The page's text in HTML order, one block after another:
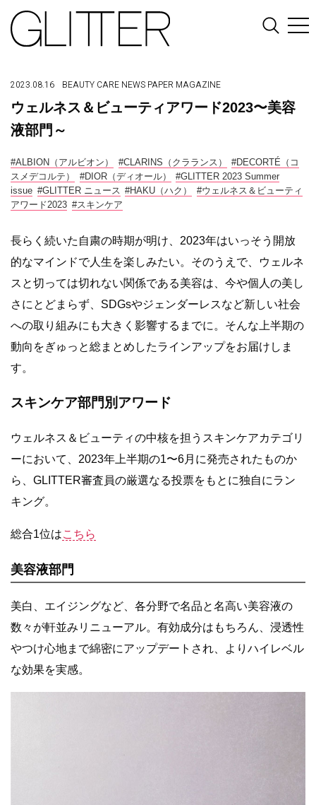
2023.08.16 BEAUTY CARE NEWS PAPER MAGAZINE
ウェルネス＆ビューティアワード2023〜美容
液部門～
#ALBION（アルビオン） #CLARINS（クラランス）
#DECORTÉ（コ
スメデコルテ）
#DIOR（ディオール）
#GLITTER 2023 Summer
issue #GLITTER ニュース #HAKU（ハク）
#ウェルネス＆ビューティ
アワード2023 #スキンケア
長らく続いた自粛の時期が明け、2023年はいっそう開放
的なマインドで人生を楽しみたい。そのうえで、ウェルネ
スと切っては切れない関係である美容は、今や個人の美し
さにとどまらず、SDGsやジェンダーレスなど新しい社会
への取り組みにも大きく影響するまでに。そんな上半期の
動向をぎゅっと総まとめしたラインアップをお届けしま
す。
スキンケア部門別アワード
ウェルネス＆ビューティの中核を担うスキンケアカテゴリ
ーにおいて、2023年上半期の1〜6月に発売されたものか
ら、GLITTER審査員の厳選なる投票をもとに独自にラン
キング。
総合1位はこちら
美容液部門
美白、エイジングなど、各分野で名品と名高い美容液の
数々が軒並みリニューアル。有効成分はもちろん、浸透性
やつけ心地まで綿密にアップデートされ、よりハイレベル
な効果を実感。